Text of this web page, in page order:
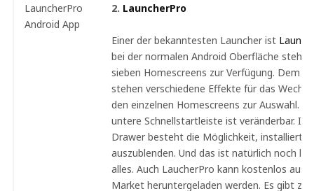
2. LauncherPro
Einer der bekanntesten Launcher ist
bei der normalen Android Oberfläche
sieben Homescreens zur Verfügung. Dem
stehen verschiedene Effekte für das
den einzelnen Homescreens zur Auswahl.
untere Schnellstartleiste ist veränderbar. Im
Drawer besteht die Möglichkeit, installierte
auszublenden. Und das ist natürlich noch
alles. Auch LaucherPro kann kostenlos aus
Market heruntergeladen werden. Es gibt